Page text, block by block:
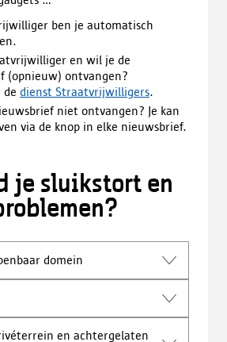
ben je automatisch
en wil je de
(opnieuw) ontvangen?
de dienst Straatvrijwilligers.
niet ontvangen? Je kan
via de knop in elke nieuwsbrief.
je sluikstort en
domein
en achtergelaten